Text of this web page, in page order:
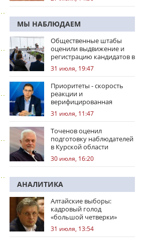
МЫ НАБЛЮДАЕМ
Общественные штабы
оценили выдвижение и
регистрацию кандидатов в
регионах
31 июля, 19:47
Приоритеты - скорость
реакции и
верифицированная
правовая позиция
31 июля, 11:47
Точенов оценил
подготовку наблюдателей
в Курской области
30 июля, 16:20
АНАЛИТИКА
Алтайские выборы:
кадровый голод
«большой четверки»
31 июля, 13:54